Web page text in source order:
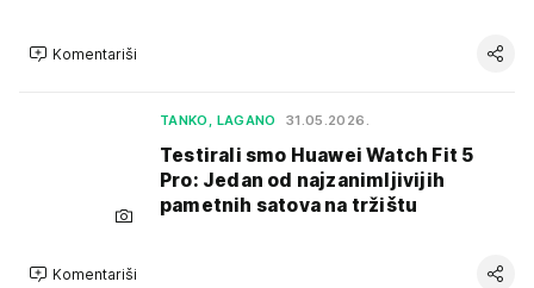
Komentariši
TANKO, LAGANO 31.05.2026.
Testirali smo Huawei Watch Fit 5
Pro: Jedan od najzanimljivijih
pametnih satova na tržištu
Komentariši